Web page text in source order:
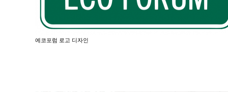
에코포럼 로고 디자인